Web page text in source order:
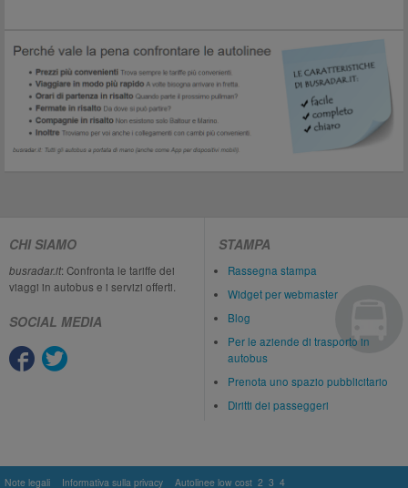
CHI SIAMO
busradar.it: Confronta le tariffe dei
viaggi in autobus e i servizi offerti.
SOCIAL MEDIA
STAMPA
Rassegna stampa
Widget per webmaster
Blog
Per le aziende di trasporto in
autobus
Prenota uno spazio pubblicitario
Diritti dei passeggeri
Note legali Informativa sulla privacy Autolinee low cost 2 3 4